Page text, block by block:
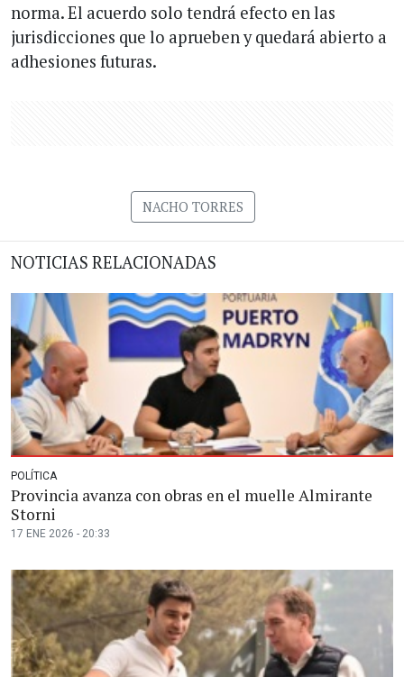
norma. El acuerdo solo tendrá efecto en las
jurisdicciones que lo aprueben y quedará abierto a
adhesiones futuras.
NACHO TORRES
NOTICIAS RELACIONADAS
POLÍTICA
Provincia avanza con obras en el muelle Almirante
Storni
17 ENE 2026 - 20:33